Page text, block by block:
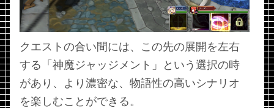
クエストの合い間には、この先の展開を左右
する「神魔ジャッジメント」という選択の時
があり、より濃密な、物語性の高いシナリオ
を楽しむことができる。